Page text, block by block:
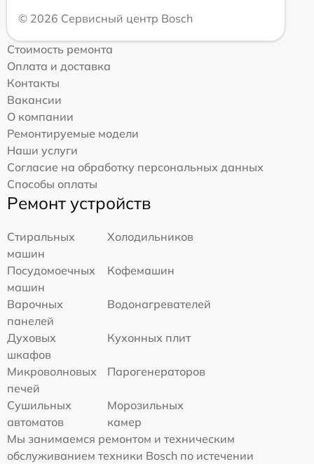
© 2026 Сервисный центр Bosch
Стоимость ремонта
Оплата и доставка
Контакты
Вакансии
О компании
Ремонтируемые модели
Наши услуги
Согласие на обработку персональных данных
Способы оплаты
Ремонт устройств
Стиральных
машин
Холодильников
Посудомоечных
машин
Кофемашин
Варочных
панелей
Водонагревателей
Духовых
шкафов
Кухонных плит
Микроволновых
печей
Парогенераторов
Сушильных
автоматов
Морозильных
камер
Мы занимаемся ремонтом и техническим
обслуживанием техники Bosch по истечении